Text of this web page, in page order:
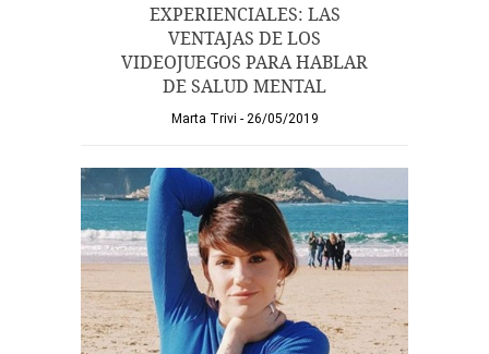
EXPERIENCIALES: LAS
VENTAJAS DE LOS
VIDEOJUEGOS PARA HABLAR
DE SALUD MENTAL
Marta Trivi 26/05/2019